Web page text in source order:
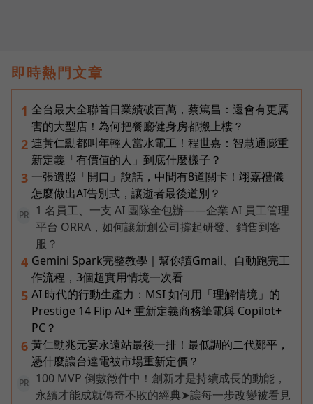
即時熱門文章
1 全台最大全聯首日業績破百萬，蔡篤昌：還會有更厲
害的大型店！為何把餐廳健身房都搬上樓？
2 連黃仁勳都叫年輕人當水電工！程世嘉：智慧通膨重
新定義「有價值的人」到底什麼樣子？
3 一張遺照「開口」說話，中間有8道關卡！翊嘉禮儀
怎麼做出AI告別式，讓逝者最後道別？
PR
1 名員工、一支 AI 團隊全包辦——企業 AI 員工管理
平台 ORRA，如何讓新創公司撐起研發、銷售到客
服？
4 Gemini Spark完整教學｜幫你讀Gmail、自動跑完工
作流程，3個超實用情境一次看
5 AI 時代的行動生產力：MSI 如何用「理解情境」的
Prestige 14 Flip AI+ 重新定義商務筆電與 Copilot+
PC？
6 黃仁勳兆元宴永遠站最後一排！最低調的二代鄭平，
憑什麼讓台達電被市場重新定價？
PR
100 MVP 倒數徵件中！創新才是持續成長的動能，
永續才能成就傳奇不敗的經典➤讓每一步改變被看見